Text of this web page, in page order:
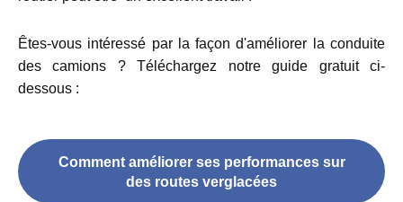
Êtes-vous intéressé par la façon d'améliorer la conduite
des camions ?
Téléchargez notre guide gratuit ci-
dessous :
Comment améliorer ses performances sur
des routes verglacées